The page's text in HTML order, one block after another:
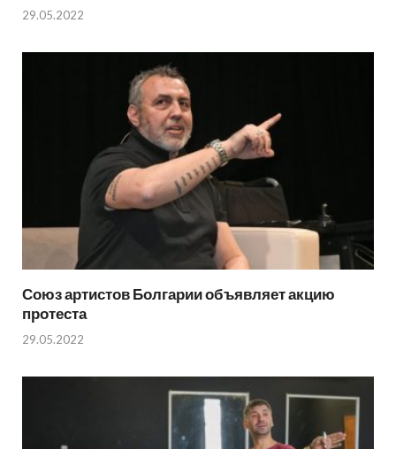
29.05.2022
Союз артистов Болгарии объявляет акцию
протеста
29.05.2022